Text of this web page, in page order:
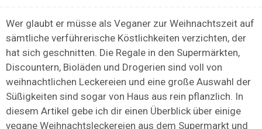
Wer glaubt er müsse als Veganer zur Weihnachtszeit auf
sämtliche verführerische Köstlichkeiten verzichten, der
hat sich geschnitten. Die Regale in den Supermärkten,
Discountern, Bioläden und Drogerien sind voll von
weihnachtlichen Leckereien und eine große Auswahl der
Süßigkeiten sind sogar von Haus aus rein pflanzlich. In
diesem Artikel gebe ich dir einen Überblick über einige
vegane Weihnachtsleckereien aus dem Supermarkt und